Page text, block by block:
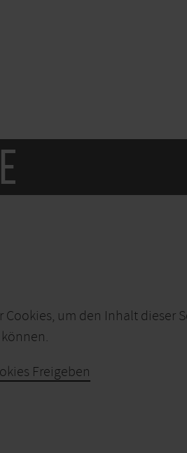
um den Inhalt dieser
können.
Freigeben